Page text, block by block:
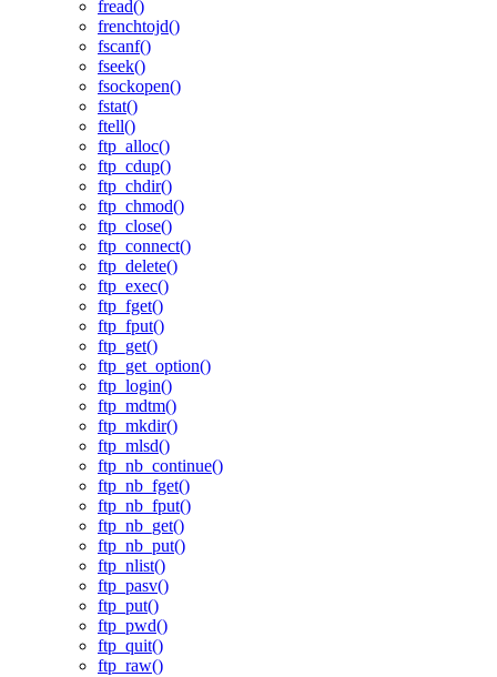
fread()
frenchtojd()
fscanf()
fseek()
fsockopen()
fstat()
ftell()
ftp_alloc()
ftp_cdup()
ftp_chdir()
ftp_chmod()
ftp_close()
ftp_connect()
ftp_delete()
ftp_exec()
ftp_fget()
ftp_fput()
ftp_get()
ftp_get_option()
ftp_login()
ftp_mdtm()
ftp_mkdir()
ftp_mlsd()
ftp_nb_continue()
ftp_nb_fget()
ftp_nb_fput()
ftp_nb_get()
ftp_nb_put()
ftp_nlist()
ftp_pasv()
ftp_put()
ftp_pwd()
ftp_quit()
ftp_raw()